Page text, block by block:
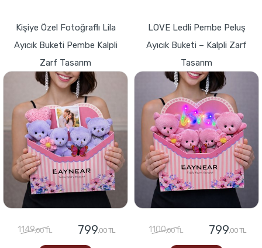
Kişiye Özel Fotoğraflı Lila
Ayıcık Buketi Pembe Kalpli
Zarf Tasarım
1149,00 TL 799,00 TL
LOVE Ledli Pembe Peluş
Ayıcık Buketi – Kalpli Zarf
Tasarım
1100,00 TL 799,00 TL